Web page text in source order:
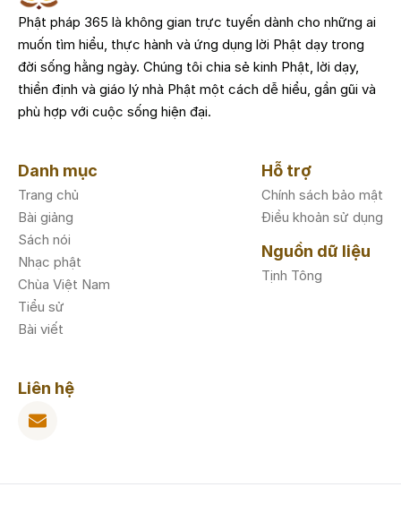
Phật pháp 365 là không gian trực tuyến dành cho những ai
muốn tìm hiểu, thực hành và ứng dụng lời Phật dạy trong
đời sống hằng ngày. Chúng tôi chia sẻ kinh Phật, lời dạy,
thiền định và giáo lý nhà Phật một cách dễ hiểu, gần gũi và
phù hợp với cuộc sống hiện đại.
Danh mục
Trang chủ
Bài giảng
Sách nói
Nhạc phật
Chùa Việt Nam
Tiểu sử
Bài viết
Hỗ trợ
Chính sách bảo mật
Điều khoản sử dụng
Nguồn dữ liệu
Tịnh Tông
Liên hệ